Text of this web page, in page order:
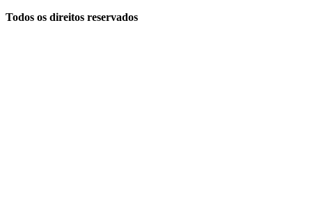
Todos os direitos reservados